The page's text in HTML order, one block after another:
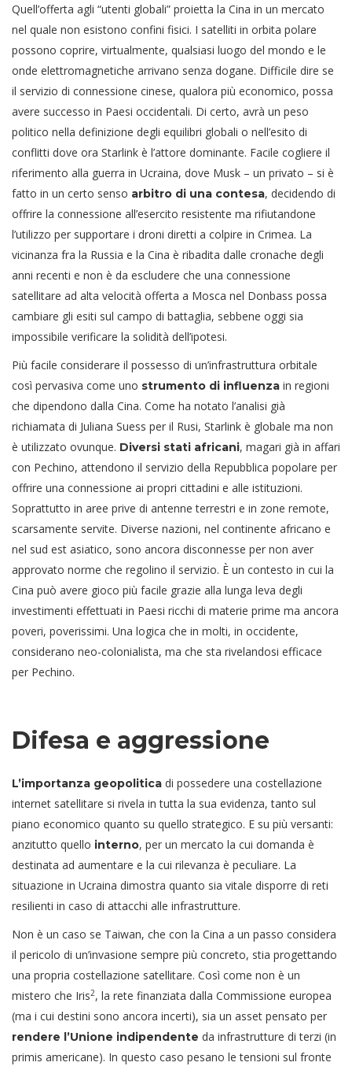
Quell’offerta agli “utenti globali” proietta la Cina in un mercato
nel quale non esistono confini fisici. I satelliti in orbita polare
possono coprire, virtualmente, qualsiasi luogo del mondo e le
onde elettromagnetiche arrivano senza dogane. Difficile dire se
il servizio di connessione cinese, qualora più economico, possa
avere successo in Paesi occidentali. Di certo, avrà un peso
politico nella definizione degli equilibri globali o nell’esito di
conflitti dove ora Starlink è l’attore dominante. Facile cogliere il
riferimento alla guerra in Ucraina, dove Musk – un privato – si è
fatto in un certo senso arbitro di una contesa, decidendo di
offrire la connessione all’esercito resistente ma rifiutandone
l’utilizzo per supportare i droni diretti a colpire in Crimea. La
vicinanza fra la Russia e la Cina è ribadita dalle cronache degli
anni recenti e non è da escludere che una connessione
satellitare ad alta velocità offerta a Mosca nel Donbass possa
cambiare gli esiti sul campo di battaglia, sebbene oggi sia
impossibile verificare la solidità dell’ipotesi.
Più facile considerare il possesso di un’infrastruttura orbitale
così pervasiva come uno strumento di influenza in regioni
che dipendono dalla Cina. Come ha notato l’analisi già
richiamata di Juliana Suess per il Rusi, Starlink è globale ma non
è utilizzato ovunque. Diversi stati africani, magari già in affari
con Pechino, attendono il servizio della Repubblica popolare per
offrire una connessione ai propri cittadini e alle istituzioni.
Soprattutto in aree prive di antenne terrestri e in zone remote,
scarsamente servite. Diverse nazioni, nel continente africano e
nel sud est asiatico, sono ancora disconnesse per non aver
approvato norme che regolino il servizio. È un contesto in cui la
Cina può avere gioco più facile grazie alla lunga leva degli
investimenti effettuati in Paesi ricchi di materie prime ma ancora
poveri, poverissimi. Una logica che in molti, in occidente,
considerano neo-colonialista, ma che sta rivelandosi efficace
per Pechino.
Difesa e aggressione
L’importanza geopolitica di possedere una costellazione
internet satellitare si rivela in tutta la sua evidenza, tanto sul
piano economico quanto su quello strategico. E su più versanti:
anzitutto quello interno, per un mercato la cui domanda è
destinata ad aumentare e la cui rilevanza è peculiare. La
situazione in Ucraina dimostra quanto sia vitale disporre di reti
resilienti in caso di attacchi alle infrastrutture.
Non è un caso se Taiwan, che con la Cina a un passo considera
il pericolo di un’invasione sempre più concreto, stia progettando
una propria costellazione satellitare. Così come non è un
mistero che Iris2, la rete finanziata dalla Commissione europea
(ma i cui destini sono ancora incerti), sia un asset pensato per
rendere l’Unione indipendente da infrastrutture di terzi (in
primis americane). In questo caso pesano le tensioni sul fronte